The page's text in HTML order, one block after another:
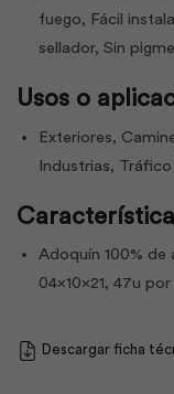
fuego, Fácil
sellador, Sin
Usos o
Exteriores,
Industrias,
Adoquín 100% de
04x10x21, 47u por
Descargar ficha